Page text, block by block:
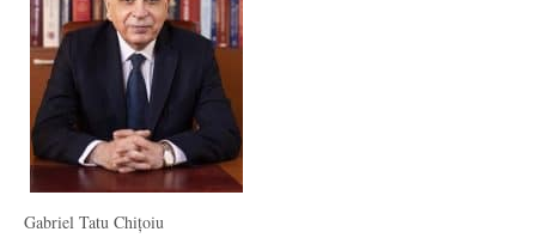
Gabriel Tatu Chițoiu